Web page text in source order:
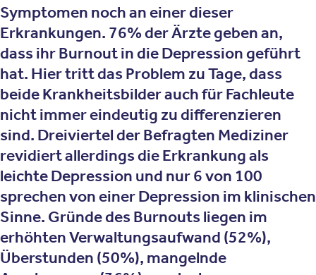
Symptomen noch an einer dieser
Erkrankungen. 76% der Ärzte geben an,
dass ihr Burnout in die Depression geführt
hat. Hier tritt das Problem zu Tage, dass
beide Krankheitsbilder auch für Fachleute
nicht immer eindeutig zu differenzieren
sind. Dreiviertel der Befragten Mediziner
revidiert allerdings die Erkrankung als
leichte Depression und nur 6 von 100
sprechen von einer Depression im klinischen
Sinne. Gründe des Burnouts liegen im
erhöhten Verwaltungsaufwand (52%),
Überstunden (50%), mangelnde